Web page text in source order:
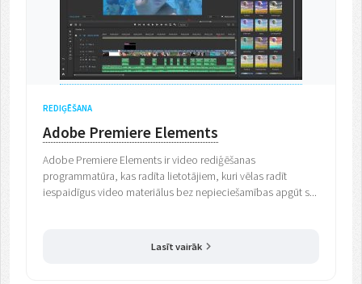
REDIĢĒŠANA
Adobe Premiere Elements
Adobe Premiere Elements ir video rediģēšanas
programmatūra, kas radīta lietotājiem, kuri vēlas radīt
iespaidīgus video materiālus bez nepieciešamības apgūt s...
Lasīt vairāk